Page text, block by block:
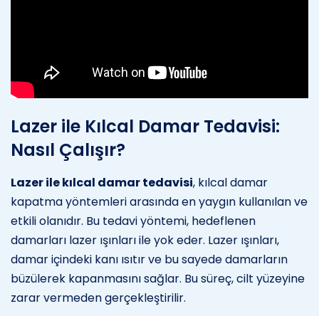
Lazer ile Kılcal Damar Tedavisi:
Nasıl Çalışır?
Lazer ile kılcal damar tedavisi, kılcal damar
kapatma yöntemleri arasında en yaygın kullanılan ve
etkili olanıdır. Bu tedavi yöntemi, hedeflenen
damarları lazer ışınları ile yok eder. Lazer ışınları,
damar içindeki kanı ısıtır ve bu sayede damarların
büzülerek kapanmasını sağlar. Bu süreç, cilt yüzeyine
zarar vermeden gerçekleştirilir.